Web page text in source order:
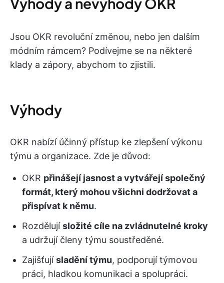
Jsou OKR revoluční změnou, nebo jen dalším
módním rámcem? Podívejme se na některé
klady a zápory, abychom to zjistili.
Výhody
OKR nabízí účinný přístup ke zlepšení výkonu
týmu a organizace. Zde je důvod:
OKR přinášejí jasnost a vytvářejí společný
formát, který mohou všichni dodržovat a
přispívat k němu.
Rozdělujísložité cíle na zvládnutelné kroky
a udržují členy týmu soustředěné.
Zajišťujísladění týmu, podporují týmovou
práci, hladkou komunikaci a spolupráci.